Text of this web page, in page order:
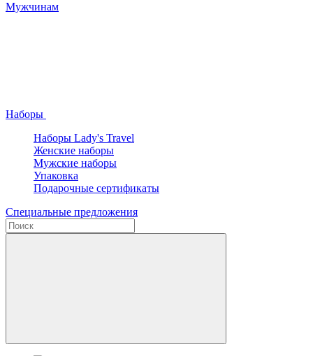
Мужчинам
Наборы
Наборы Lady's Travel
Женские наборы
Мужские наборы
Упаковка
Подарочные сертификаты
Специальные предложения